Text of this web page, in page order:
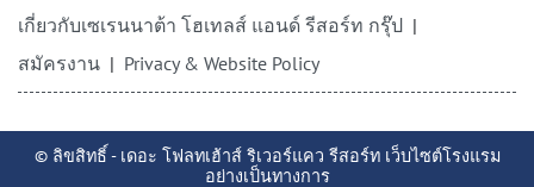
เกี่ยวกับเซเรนนาต้า โฮเทลส์ แอนด์ รีสอร์ท กรุ๊ป
สมัครงาน
Privacy & Website Policy
© ลิขสิทธิ์ - เดอะ โฟลทเฮ้าส์ ริเวอร์แคว รีสอร์ท เว็บไซต์โรงแรม
อย่างเป็นทางการ